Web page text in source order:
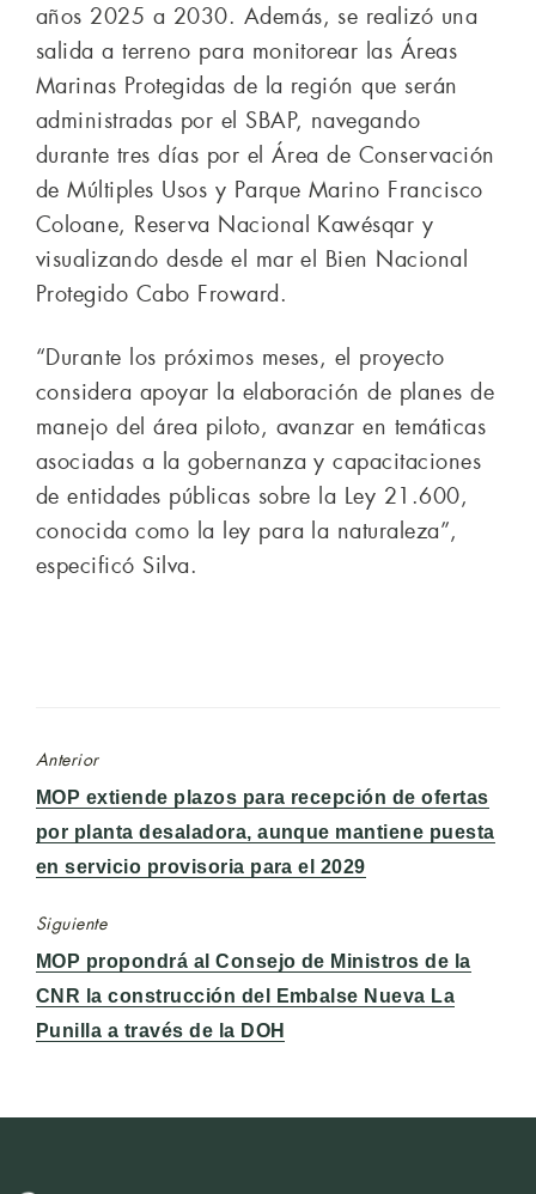
años 2025 a 2030. Además, se realizó una
salida a terreno para monitorear las Áreas
Marinas Protegidas de la región que serán
administradas por el SBAP, navegando
durante tres días por el Área de Conservación
de Múltiples Usos y Parque Marino Francisco
Coloane, Reserva Nacional Kawésqar y
visualizando desde el mar el Bien Nacional
Protegido Cabo Froward.
“Durante los próximos meses, el proyecto
considera apoyar la elaboración de planes de
manejo del área piloto, avanzar en temáticas
asociadas a la gobernanza y capacitaciones
de entidades públicas sobre la Ley 21.600,
conocida como la ley para la naturaleza”,
especificó Silva.
Anterior
Entrada
anterior:
MOP extiende plazos para recepción de ofertas
por planta desaladora, aunque mantiene puesta
en servicio provisoria para el 2029
Siguiente
Entrada
siguiente:
MOP propondrá al Consejo de Ministros de la
CNR la construcción del Embalse Nueva La
Punilla a través de la DOH